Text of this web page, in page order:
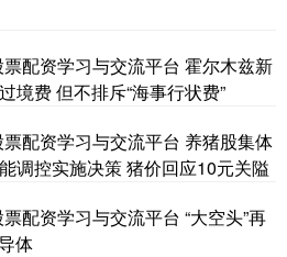
配资学习与交流平台 霍尔木兹新
境费 但不排斥“海事行状费”
配资学习与交流平台 养猪股集体
调控实施决策 猪价回应10元关隘
配资学习与交流平台 “大空头”再
体